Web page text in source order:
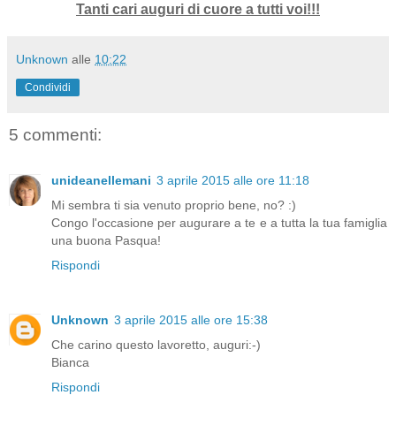
Tanti cari auguri di cuore a tutti voi!!!
Unknown alle 10:22
Condividi
5 commenti:
unideanellemani 3 aprile 2015 alle ore 11:18
Mi sembra ti sia venuto proprio bene, no? :)
Congo l'occasione per augurare a te e a tutta la tua famiglia
una buona Pasqua!
Rispondi
Unknown 3 aprile 2015 alle ore 15:38
Che carino questo lavoretto, auguri:-)
Bianca
Rispondi